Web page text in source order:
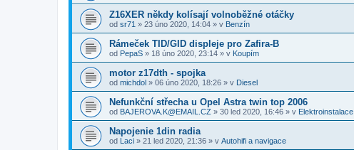
Z16XER někdy kolísají volnoběžné otáčky
od sr71 » 23 úno 2020, 14:04 » v Benzín
Rámeček TID/GID displeje pro Zafira-B
od PepaS » 18 úno 2020, 23:14 » v Koupím
motor z17dth - spojka
od michdol » 06 úno 2020, 18:26 » v Diesel
Nefunkční střecha u Opel Astra twin top 2006
od BAJEROVA.K@EMAIL.CZ » 30 led 2020, 16:46 » v Elektroinstalace
Napojenie 1din radia
od Laci » 21 led 2020, 21:36 » v Autohifi a navigace